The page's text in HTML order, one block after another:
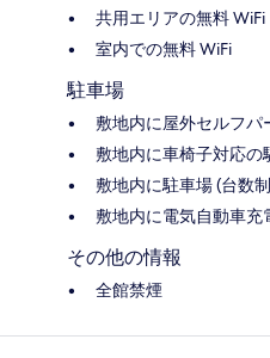
共用エリアの無料 WiFi
室内での無料 WiFi
駐車場
敷地内に屋外セルフパ
敷地内に車椅子対応の
敷地内に駐車場 (台数
敷地内に電気自動車充
その他の情報
全館禁煙